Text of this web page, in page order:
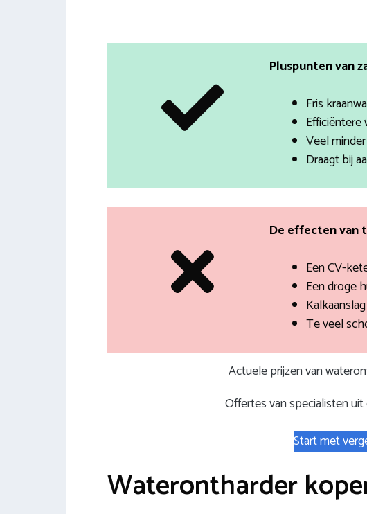
Pluspunten van
Fris
Veel
Draagt bij
De effecten van
Een CV-
Een droge
Te veel
Actuele prijzen van
Offertes van specialisten
Start met
Waterontharder